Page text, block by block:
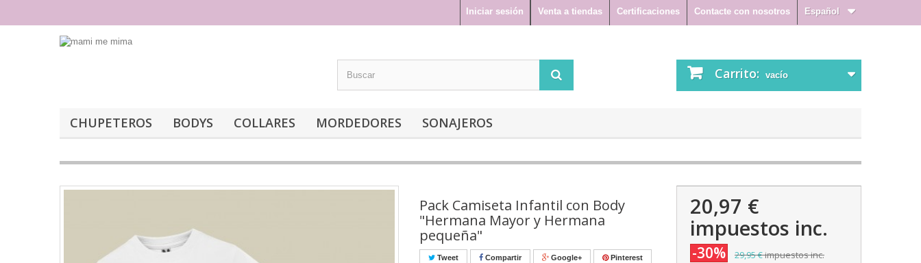
Español
Contacte con nosotros
Certificaciones
Venta a tiendas
Iniciar sesión
Carrito: vacío
CHUPETEROS BODYS COLLARES MORDEDORES SONAJEROS
Pack Camiseta Infantil con Body
"Hermana Mayor y Hermana
pequeña"
Tweet Compartir Google+ Pinterest
20,97 €
impuestos inc.
-30% 29,95 €impuestos inc.